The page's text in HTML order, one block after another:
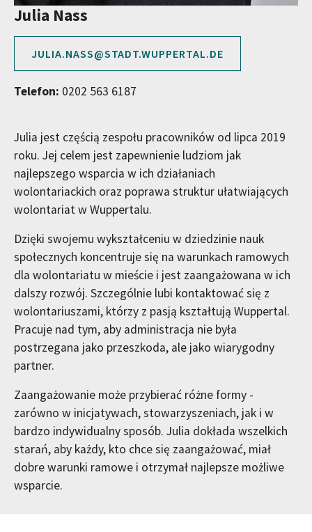
Julia Nass
JULIA.NASS@STADT.WUPPERTAL.DE
Telefon: 0202 563 6187
Julia jest częścią zespołu pracowników od lipca 2019
roku. Jej celem jest zapewnienie ludziom jak
najlepszego wsparcia w ich działaniach
wolontariackich oraz poprawa struktur ułatwiających
wolontariat w Wuppertalu.
Dzięki swojemu wykształceniu w dziedzinie nauk
społecznych koncentruje się na warunkach ramowych
dla wolontariatu w mieście i jest zaangażowana w ich
dalszy rozwój. Szczególnie lubi kontaktować się z
wolontariuszami, którzy z pasją kształtują Wuppertal.
Pracuje nad tym, aby administracja nie była
postrzegana jako przeszkoda, ale jako wiarygodny
partner.
Zaangażowanie może przybierać różne formy -
zarówno w inicjatywach, stowarzyszeniach, jak i w
bardzo indywidualny sposób. Julia dokłada wszelkich
starań, aby każdy, kto chce się zaangażować, miał
dobre warunki ramowe i otrzymał najlepsze możliwe
wsparcie.